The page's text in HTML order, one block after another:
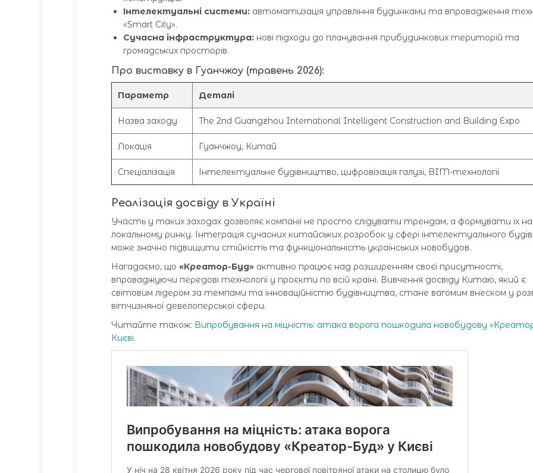
Інтелектуальні системи: автоматизація управління будинками та впровадження
«Smart City».
Сучасна інфраструктура: нові підходи до планування прибудинкових територій та
громадських просторів.
Про виставку в Гуанчжоу (травень 2026):
Параметр Деталі
Назва заходу The 2nd Guangzhou International Intelligent Construction and Building Expo
Локація Гуанчжоу, Китай
Спеціалізація Інтелектуальне будівництво, цифровізація галузі, BIM-технології
Реалізація досвіду в Україні
Участь у таких заходах дозволяє компанії не просто слідувати трендам, а формувати їх на
локальному ринку. Інтеграція сучасних китайських розробок у сфері інтелектуального
може значно підвищити стійкість та функціональність українських новобудов.
Нагадаємо, що «Креатор-Буд» активно працює над розширенням своєї присутності,
впроваджуючи передові технології у проєкти по всій країні. Вивчення досвіду Китаю, який є
світовим лідером за темпами та інноваційністю будівництва, стане вагомим внеском у
вітчизняної девелоперської сфери.
Читайте також: Випробування на міцність: атака ворога пошкодила новобудову
Києві.